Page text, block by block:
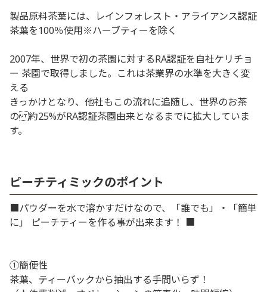
製品原料茶葉には、レインフォレスト・アライアンス認証
茶葉を100％使用※ハーブティーを除く
2007年、世界で初の茶園に対するRA認証を自社ケリチョ
ー 茶園で取得しました。これは茶業界の水準を大きく変
える
きっかけとなり、他社もこの流れに追随し、世界のお茶
の 約25%がRA認証茶園由来となるまでに拡大していま
す。
ピーチティミックのポイント
■パウダーを水で溶かすだけなので、「誰でも」・「簡単
に」 ピーチティーを作る事が出来ます！ ■
①簡便性
茶葉、ティーバックから抽出する手間いらず！